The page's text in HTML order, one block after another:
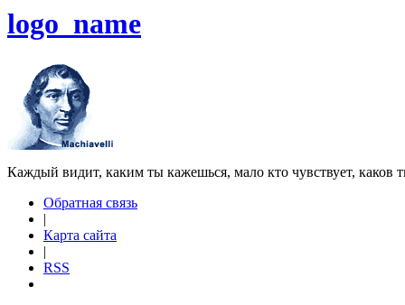
logo_name
Каждый видит, каким ты кажешься, мало кто чувствует, каков
Обратная связь
|
Карта сайта
|
RSS